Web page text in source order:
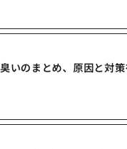
いのまとめ、原因と対